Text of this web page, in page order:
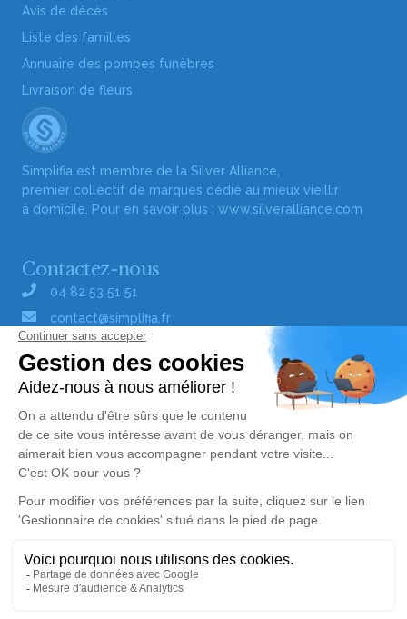
Avis de décès
Liste des familles
Annuaire des pompes funèbres
Livraison de fleurs
Simplifia est membre de la Silver Alliance,
premier collectif de marques dédié au mieux vieillir
à domicile. Pour en savoir plus : www.silveralliance.com
Contactez-nous
04 82 53 51 51
contact@simplifia.fr
Réseaux sociaux
Liens utiles
Publier un avis de décès
Signaler un abus/une erreur
Consultez nos offres d'emploi
Politique de traitement des données